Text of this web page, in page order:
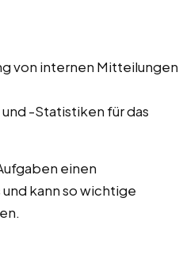
von internen Mitteilungen
-Statistiken für das
einen
kann so wichtige